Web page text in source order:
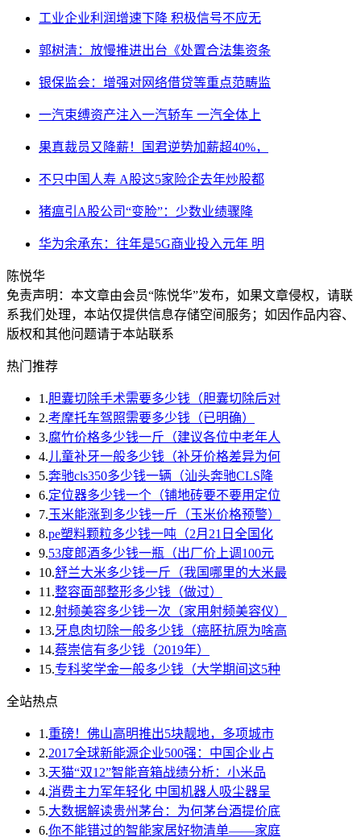
工业企业利润增速下降 积极信号不应无
郭树清：放慢推进出台《处置合法集资条
银保监会：增强对网络借贷等重点范畴监
一汽束缚资产注入一汽轿车 一汽全体上
果真裁员又降薪！国君逆势加薪超40%，
不只中国人寿 A股这5家险企去年炒股都
猪瘟引A股公司“变脸”：少数业绩骤降
华为余承东：往年是5G商业投入元年 明
陈悦华
免责声明：本文章由会员“陈悦华”发布，如果文章侵权，请联
系我们处理，本站仅提供信息存储空间服务；如因作品内容、
版权和其他问题请于本站联系
热门推荐
1.胆囊切除手术需要多少钱（胆囊切除后对
2.考摩托车驾照需要多少钱（已明确）
3.腐竹价格多少钱一斤（建议各位中老年人
4.儿童补牙一般多少钱（补牙价格差异为何
5.奔驰cls350多少钱一辆（汕头奔驰CLS降
6.定位器多少钱一个（铺地砖要不要用定位
7.玉米能涨到多少钱一斤（玉米价格预警）
8.pe塑料颗粒多少钱一吨（2月21日全国化
9.53度郎酒多少钱一瓶（出厂价上调100元
10.舒兰大米多少钱一斤（我国哪里的大米最
11.整容面部整形多少钱（做过）
12.射频美容多少钱一次（家用射频美容仪）
13.牙息肉切除一般多少钱（癌胚抗原为啥高
14.蔡崇信有多少钱（2019年）
15.专科奖学金一般多少钱（大学期间这5种
全站热点
1.重磅！佛山高明推出5块靓地，多项城市
2.2017全球新能源企业500强：中国企业占
3.天猫“双12”智能音箱战绩分析：小米品
4.消费主力军年轻化 中国机器人吸尘器呈
5.大数据解读贵州茅台：为何茅台酒提价底
6.你不能错过的智能家居好物清单——家庭